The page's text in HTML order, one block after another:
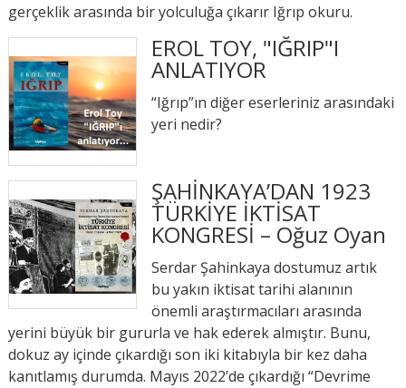
gerçeklik arasında bir yolculuğa çıkarır Iğrıp okuru.
EROL TOY, "IĞRIP"I
ANLATIYOR
“Iğrıp”ın diğer eserleriniz arasındaki
yeri nedir?
ŞAHİNKAYA’DAN 1923
TÜRKİYE İKTİSAT
KONGRESİ – Oğuz Oyan
Serdar Şahinkaya dostumuz artık
bu yakın iktisat tarihi alanının
önemli araştırmacıları arasında
yerini büyük bir gururla ve hak ederek almıştır. Bunu,
dokuz ay içinde çıkardığı son iki kitabıyla bir kez daha
kanıtlamış durumda. Mayıs 2022’de çıkardığı “Devrime